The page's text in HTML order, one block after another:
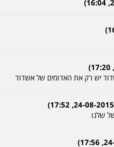
יש רק את האדומים של אשדוד
שלנו